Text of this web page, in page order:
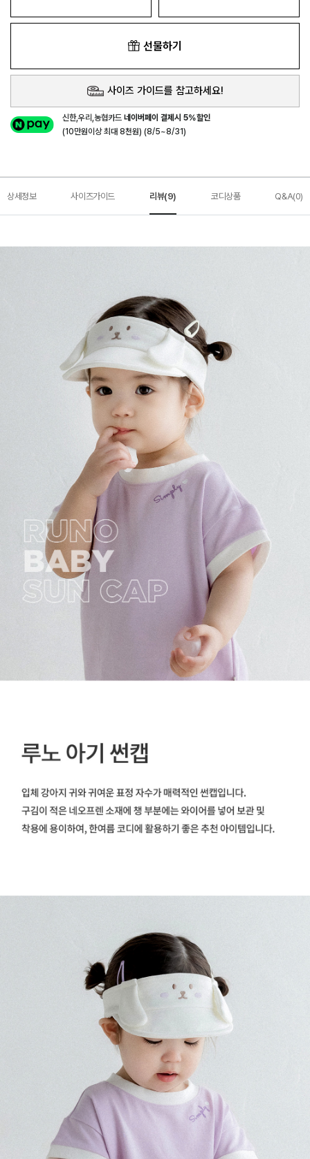
선물하기
사이즈 가이드를 참고하세요!
신한,우리,농협카드네이버페이 결제시 5%할인
(10만원이상 최대 8천원) (8/5~8/31)
상세정보 사이즈가이드 리뷰(9) 코디상품 Q&A(0)